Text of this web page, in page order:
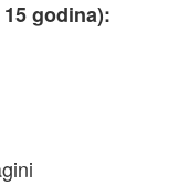
godina):